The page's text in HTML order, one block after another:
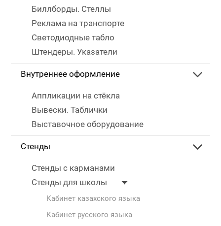
Биллборды. Стеллы
Реклама на транспорте
Светодиодные табло
Штендеры. Указатели
Внутреннее оформление
Аппликации на стёкла
Вывески. Таблички
Выставочное оборудование
Стенды
Стенды с карманами
Стенды для школы
Кабинет казахского языка
Кабинет русского языка